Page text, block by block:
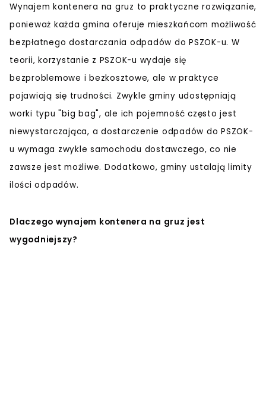
Wynajem kontenera na gruz to praktyczne rozwiązanie,
ponieważ każda gmina oferuje mieszkańcom możliwość
bezpłatnego dostarczania odpadów do PSZOK-u. W
teorii, korzystanie z PSZOK-u wydaje się
bezproblemowe i bezkosztowe, ale w praktyce
pojawiają się trudności. Zwykle gminy udostępniają
worki typu "big bag", ale ich pojemność często jest
niewystarczająca, a dostarczenie odpadów do PSZOK-
u wymaga zwykle samochodu dostawczego, co nie
zawsze jest możliwe. Dodatkowo, gminy ustalają limity
ilości odpadów.
Dlaczego wynajem kontenera na gruz jest
wygodniejszy?